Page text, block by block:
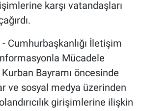
karşı vatandaşları
Cumhurbaşkanlığı İletişim
Mücadele
Bayramı öncesinde
ve sosyal medya üzerinden
girişimlerine ilişkin